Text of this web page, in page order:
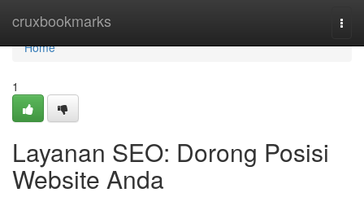
cruxbookmarks
Home
Home
1
Layanan SEO: Dorong Posisi
Website Anda